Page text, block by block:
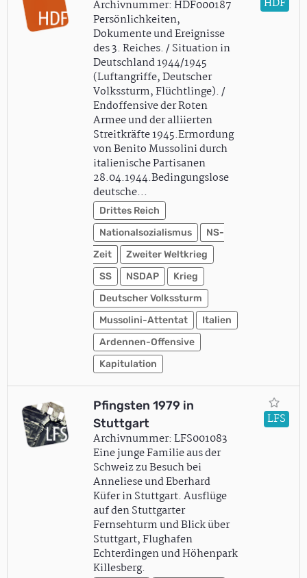
Archivnummer: HDF000187
Persönlichkeiten,
Dokumente und Ereignisse
des 3. Reiches. / Situation in
Deutschland 1944/1945
(Luftangriffe, Deutscher
Volkssturm, Flüchtlinge). /
Endoffensive der Roten
Armee und der alliierten
Streitkräfte 1945.Ermordung
von Benito Mussolini durch
italienische Partisanen
28.04.1944.Bedingungslose
deutsche…
Drittes Reich
Nationalsozialismus
NS-
Zeit
Zweiter Weltkrieg
SS
NSDAP
Krieg
Deutscher Volkssturm
Mussolini-Attentat
Italien
Ardennen-Offensive
Kapitulation
Pfingsten 1979 in
Stuttgart
Archivnummer: LFS001083
Eine junge Familie aus der
Schweiz zu Besuch bei
Anneliese und Eberhard
Küfer in Stuttgart. Ausflüge
auf den Stuttgarter
Fernsehturm und Blick über
Stuttgart, Flughafen
Echterdingen und Höhenpark
Killesberg.
LFS